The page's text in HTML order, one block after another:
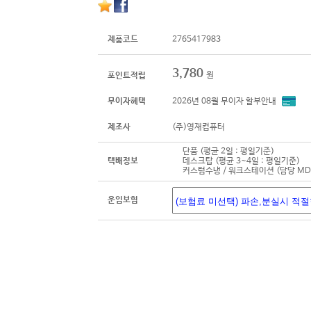
제품코드 2765417983
포인트적립 3,780 원
무이자혜택 2026년 08월 무이자 할부안내
제조사 (주)영재컴퓨터
택배정보
단품 (평균 2일 : 평일기준)
데스크탑 (평균 3~4일 : 평일기준)
커스텀수냉 / 워크스테이션 (담당
운임보험